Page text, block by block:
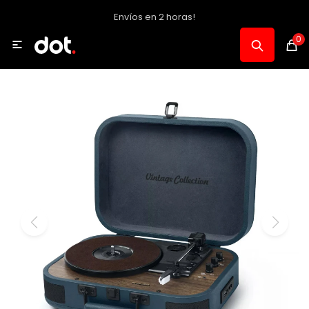
Envíos en 2 horas!
0

Audio, Foto y Video